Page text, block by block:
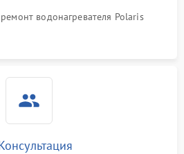
водонагревателя Polaris